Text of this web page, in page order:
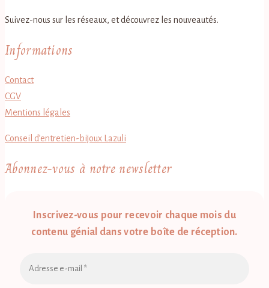
Suivez-nous sur les réseaux, et découvrez les nouveautés.
Informations
Contact
CGV
Mentions légales
Conseil d’entretien-bijoux Lazuli
Abonnez-vous à notre newsletter
Inscrivez-vous pour recevoir chaque mois du
contenu génial dans votre boîte de réception.